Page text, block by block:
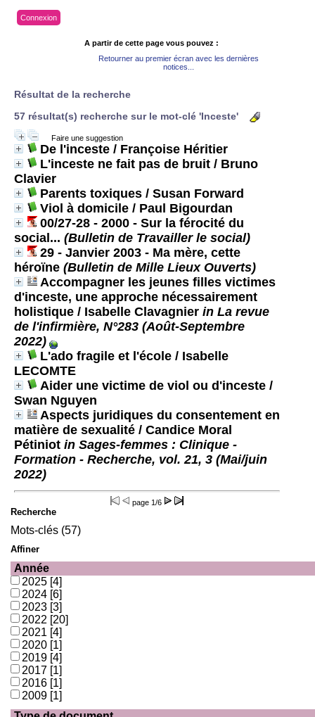
Connexion
A partir de cette page vous pouvez :
Retourner au premier écran avec les dernières
notices...
Résultat de la recherche
57 résultat(s) recherche sur le mot-clé 'Inceste'
Faire une suggestion
De l'inceste / Françoise Héritier
L'inceste ne fait pas de bruit / Bruno
Clavier
Parents toxiques / Susan Forward
Viol à domicile / Paul Bigourdan
00/27-28 - 2000 - Sur la férocité du
social... (Bulletin de Travailler le social)
29 - Janvier 2003 - Ma mère, cette
héroïne (Bulletin de Mille Lieux Ouverts)
Accompagner les jeunes filles victimes
d'inceste, une approche nécessairement
holistique / Isabelle Clavagnier in La revue
de l'infirmière, N°283 (Août-Septembre
2022)
L'ado fragile et l'école / Isabelle
LECOMTE
Aider une victime de viol ou d'inceste /
Swan Nguyen
Aspects juridiques du consentement en
matière de sexualité / Candice Moral
Pétiniot in Sages-femmes : Clinique -
Formation - Recherche, vol. 21, 3 (Mai/juin
2022)
page 1/6
Recherche
Mots-clés (57)
Affiner
Année
2025 [4]
2024 [6]
2023 [3]
2022 [20]
2021 [4]
2020 [1]
2019 [4]
2017 [1]
2016 [1]
2009 [1]